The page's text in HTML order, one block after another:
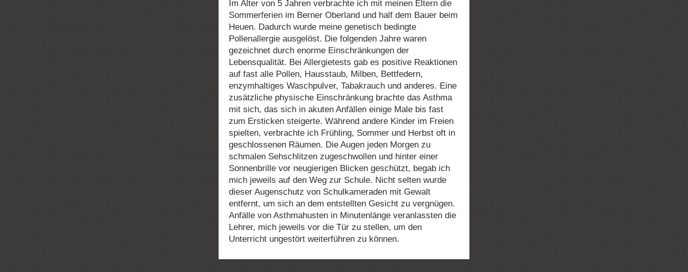
Im Alter von 5 Jahren verbrachte ich mit meinen Eltern die
Sommerferien im Berner Oberland und half dem Bauer beim
Heuen. Dadurch wurde meine genetisch bedingte
Pollenallergie ausgelöst. Die folgenden Jahre waren
gezeichnet durch enorme Einschränkungen der
Lebensqualität. Bei Allergietests gab es positive Reaktionen
auf fast alle Pollen, Hausstaub, Milben, Bettfedern,
enzymhaltiges Waschpulver, Tabakrauch und anderes. Eine
zusätzliche physische Einschränkung brachte das Asthma
mit sich, das sich in akuten Anfällen einige Male bis fast
zum Ersticken steigerte. Während andere Kinder im Freien
spielten, verbrachte ich Frühling, Sommer und Herbst oft in
geschlossenen Räumen. Die Augen jeden Morgen zu
schmalen Sehschlitzen zugeschwollen und hinter einer
Sonnenbrille vor neugierigen Blicken geschützt, begab ich
mich jeweils auf den Weg zur Schule. Nicht selten wurde
dieser Augenschutz von Schulkameraden mit Gewalt
entfernt, um sich an dem entstellten Gesicht zu vergnügen.
Anfälle von Asthmahusten in Minutenlänge veranlassten die
Lehrer, mich jeweils vor die Tür zu stellen, um den
Unterricht ungestört weiterführen zu können.
Im Alter von etwa 30 Jahren empfahl mir mein früherer